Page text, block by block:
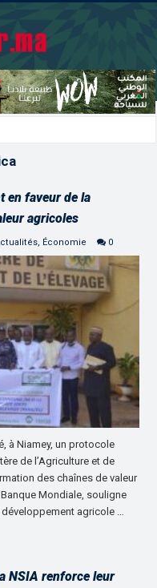
en faveur de la
agricoles
, Économie 0
à Niamey, un protocole
de l’Agriculture et de
des chaînes de valeur
Mondiale, souligne
développement agricole …
NSIA renforce leur